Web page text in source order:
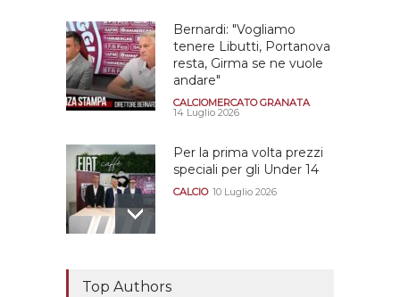
Bernardi: "Vogliamo
tenere Libutti, Portanova
resta, Girma se ne vuole
andare"
CALCIOMERCATO GRANATA
14 Luglio 2026
Per la prima volta prezzi
speciali per gli Under 14
CALCIO 10 Luglio 2026
Top Authors